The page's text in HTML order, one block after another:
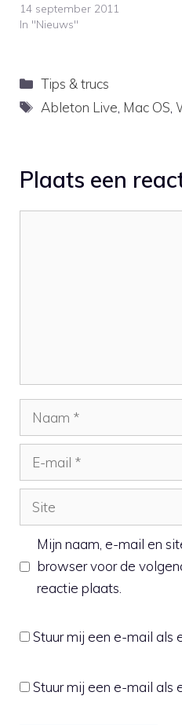
inzet voor zijn
muziek.AfroDjMac
explains how he uses
them in his music.
14 september 2011
In "Nieuws"
Categorieën
Tips & trucs
Tags
Ableton Live Mac OS ,
Plaats een
Naam
Site
Mijn naam, e-mail en
browser voor de
reactie plaats.
Stuur mij een e-mail als
Stuur mij een e-mail als